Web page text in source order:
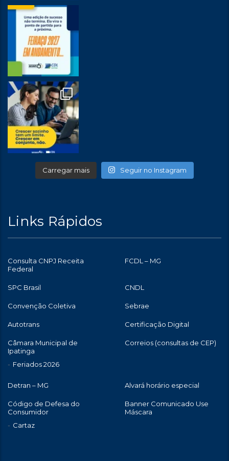
Carregar mais Seguir no Instagram
Links Rápidos
Consulta CNPJ Receita
Federal
FCDL – MG
SPC Brasil CNDL
Convenção Coletiva Sebrae
Autotrans Certificação Digital
Câmara Municipal de
Ipatinga
Feriados 2026
Correios (consultas de CEP)
Detran – MG Alvará horário especial
Código de Defesa do
Consumidor
Cartaz
Banner Comunicado Use
Máscara